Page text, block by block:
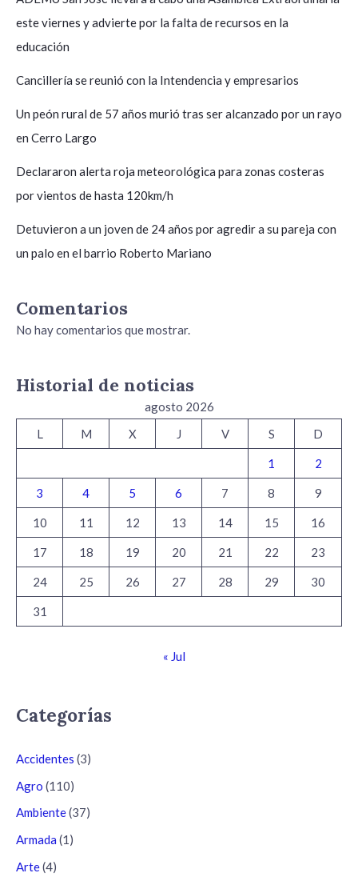
este viernes y advierte por la falta de recursos en la
educación
Cancillería se reunió con la Intendencia y empresarios
Un peón rural de 57 años murió tras ser alcanzado por un rayo
en Cerro Largo
Declararon alerta roja meteorológica para zonas costeras
por vientos de hasta 120km/h
Detuvieron a un joven de 24 años por agredir a su pareja con
un palo en el barrio Roberto Mariano
Comentarios
No hay comentarios que mostrar.
Historial de noticias
agosto 2026
L
M X J V S D
1 2
3 4 5 6 7 8 9
10 11 12 13 14 15 16
17 18 19 20 21 22 23
24 25 26 27 28 29 30
31
« Jul
Categorías
Accidentes (3)
Agro (110)
Ambiente(37)
Armada (1)
Arte(4)